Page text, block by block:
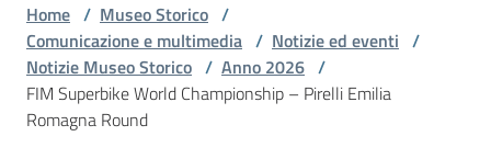
Chi
siamo
Home / Museo Storico /
Comunicazione e multimedia / Notizie ed eventi /
Notizie Museo Storico / Anno 2026 /
FIM Superbike World Championship – Pirelli Emilia
Romagna Round